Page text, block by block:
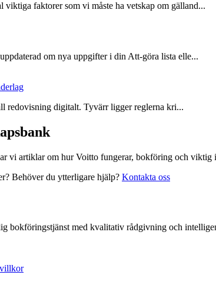
viktiga faktorer som vi måste ha vetskap om gälland...
om nya uppgifter i din Att-göra lista elle...
redovisning digitalt. Tyvärr ligger reglerna kri...
vi artiklar om hur Voitto fungerar, bokföring och
Behöver du ytterligare hjälp? Kontakta oss
bokföringstjänst med kvalitativ rådgivning och